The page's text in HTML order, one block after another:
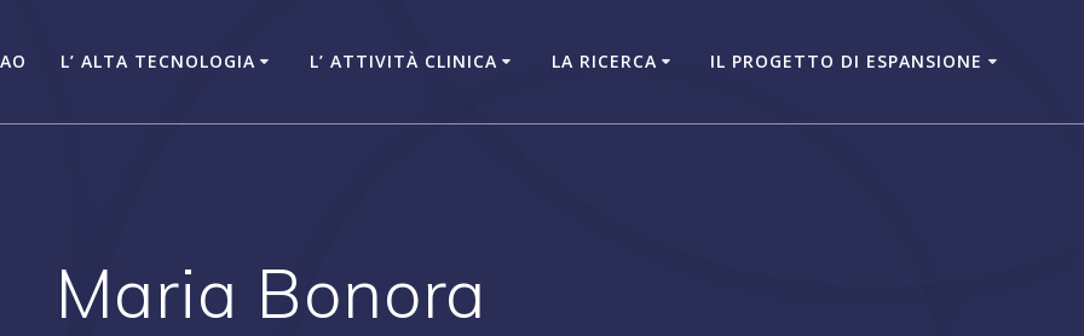
L’ ALTA TECNOLOGIA L’ ATTIVITÀ CLINICA LA RICERCA IL PROGETTO DI ESPANSIONE
Maria Bonora